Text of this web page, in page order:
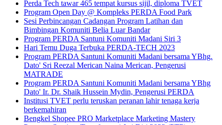
Perda Tech tawar 465 tempat kursus sijil, diploma TVET
Program Open Day @ Kompleks PERDA Food Park
Sesi Perbincangan Cadangan Program Latihan dan
Bimbingan Komuniti Belia Luar Bandar
Program PERDA Santuni Komuniti Madani Siri 3
Hari Temu Duga Terbuka PERDA-TECH 2023
Program PERDA Santuni Komuniti Madani bersama YBhg.
Dato' Sri Reezal Merican Naina Merican, Pengerusi
MATRADE
Program PERDA Santuni Komuniti Madani bersama YBhg
Dato' Ir. Dr. Shaik Hussein Mydin, Pengerusi PERDA
Institusi TVET perlu teruskan peranan lahir tenaga kerja
berkemahiran
Bengkel Shopee PRO Marketplace Marketing Mastery